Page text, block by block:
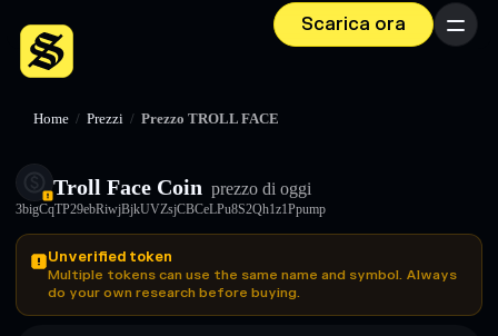
Scarica ora Menu
Home / Prezzi / Prezzo TROLL FACE
Troll Face Coin prezzo di oggi
3bigCqTP29ebRiwjBjkUVZsjCBCeLPu8S2Qh1z1Ppump
Unverified token
Multiple tokens can use the same name and symbol. Always
do your own research before buying.